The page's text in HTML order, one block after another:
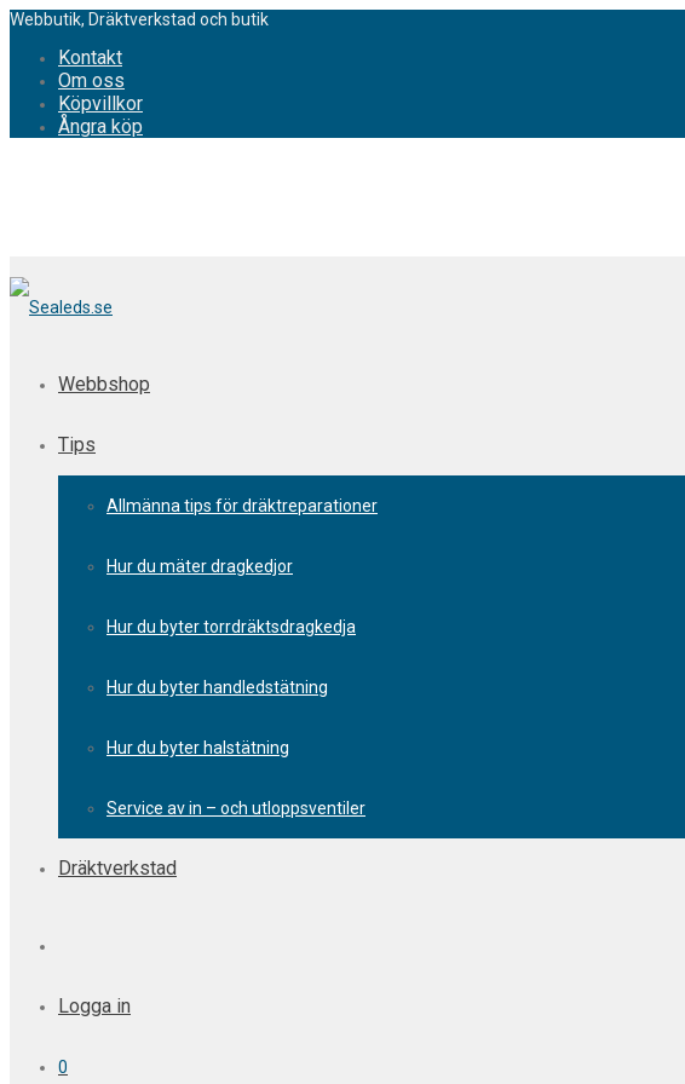
Webbutik, Dräktverkstad och butik
Kontakt
Om oss
Köpvillkor
Ångra köp
Webbshop
Tips
Allmänna tips för dräktreparationer
Hur du mäter dragkedjor
Hur du byter torrdräktsdragkedja
Hur du byter handledstätning
Hur du byter halstätning
Service av in – och utloppsventiler
Dräktverkstad
Logga in
0